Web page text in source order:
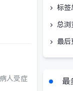
人受症
标签
总浏
最后
最